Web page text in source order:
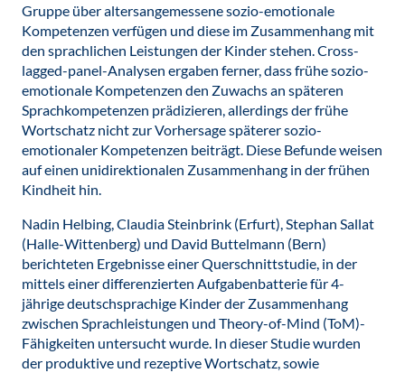
Gruppe über altersangemessene sozio-emotionale
Kompetenzen verfügen und diese im Zusammenhang mit
den sprachlichen Leistungen der Kinder stehen. Cross-
lagged-panel-Analysen ergaben ferner, dass frühe sozio-
emotionale Kompetenzen den Zuwachs an späteren
Sprachkompetenzen prädizieren, allerdings der frühe
Wortschatz nicht zur Vorhersage späterer sozio-
emotionaler Kompetenzen beiträgt. Diese Befunde weisen
auf einen unidirektionalen Zusammenhang in der frühen
Kindheit hin.
Nadin Helbing, Claudia Steinbrink (Erfurt), Stephan Sallat
(Halle-Wittenberg) und David Buttelmann (Bern)
berichteten Ergebnisse einer Querschnittstudie, in der
mittels einer differenzierten Aufgabenbatterie für 4-
jährige deutschsprachige Kinder der Zusammenhang
zwischen Sprachleistungen und Theory-of-Mind (ToM)-
Fähigkeiten untersucht wurde. In dieser Studie wurden
der produktive und rezeptive Wortschatz, sowie